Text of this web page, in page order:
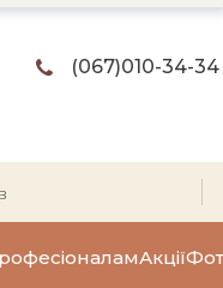
(067)010-34-34
Акції